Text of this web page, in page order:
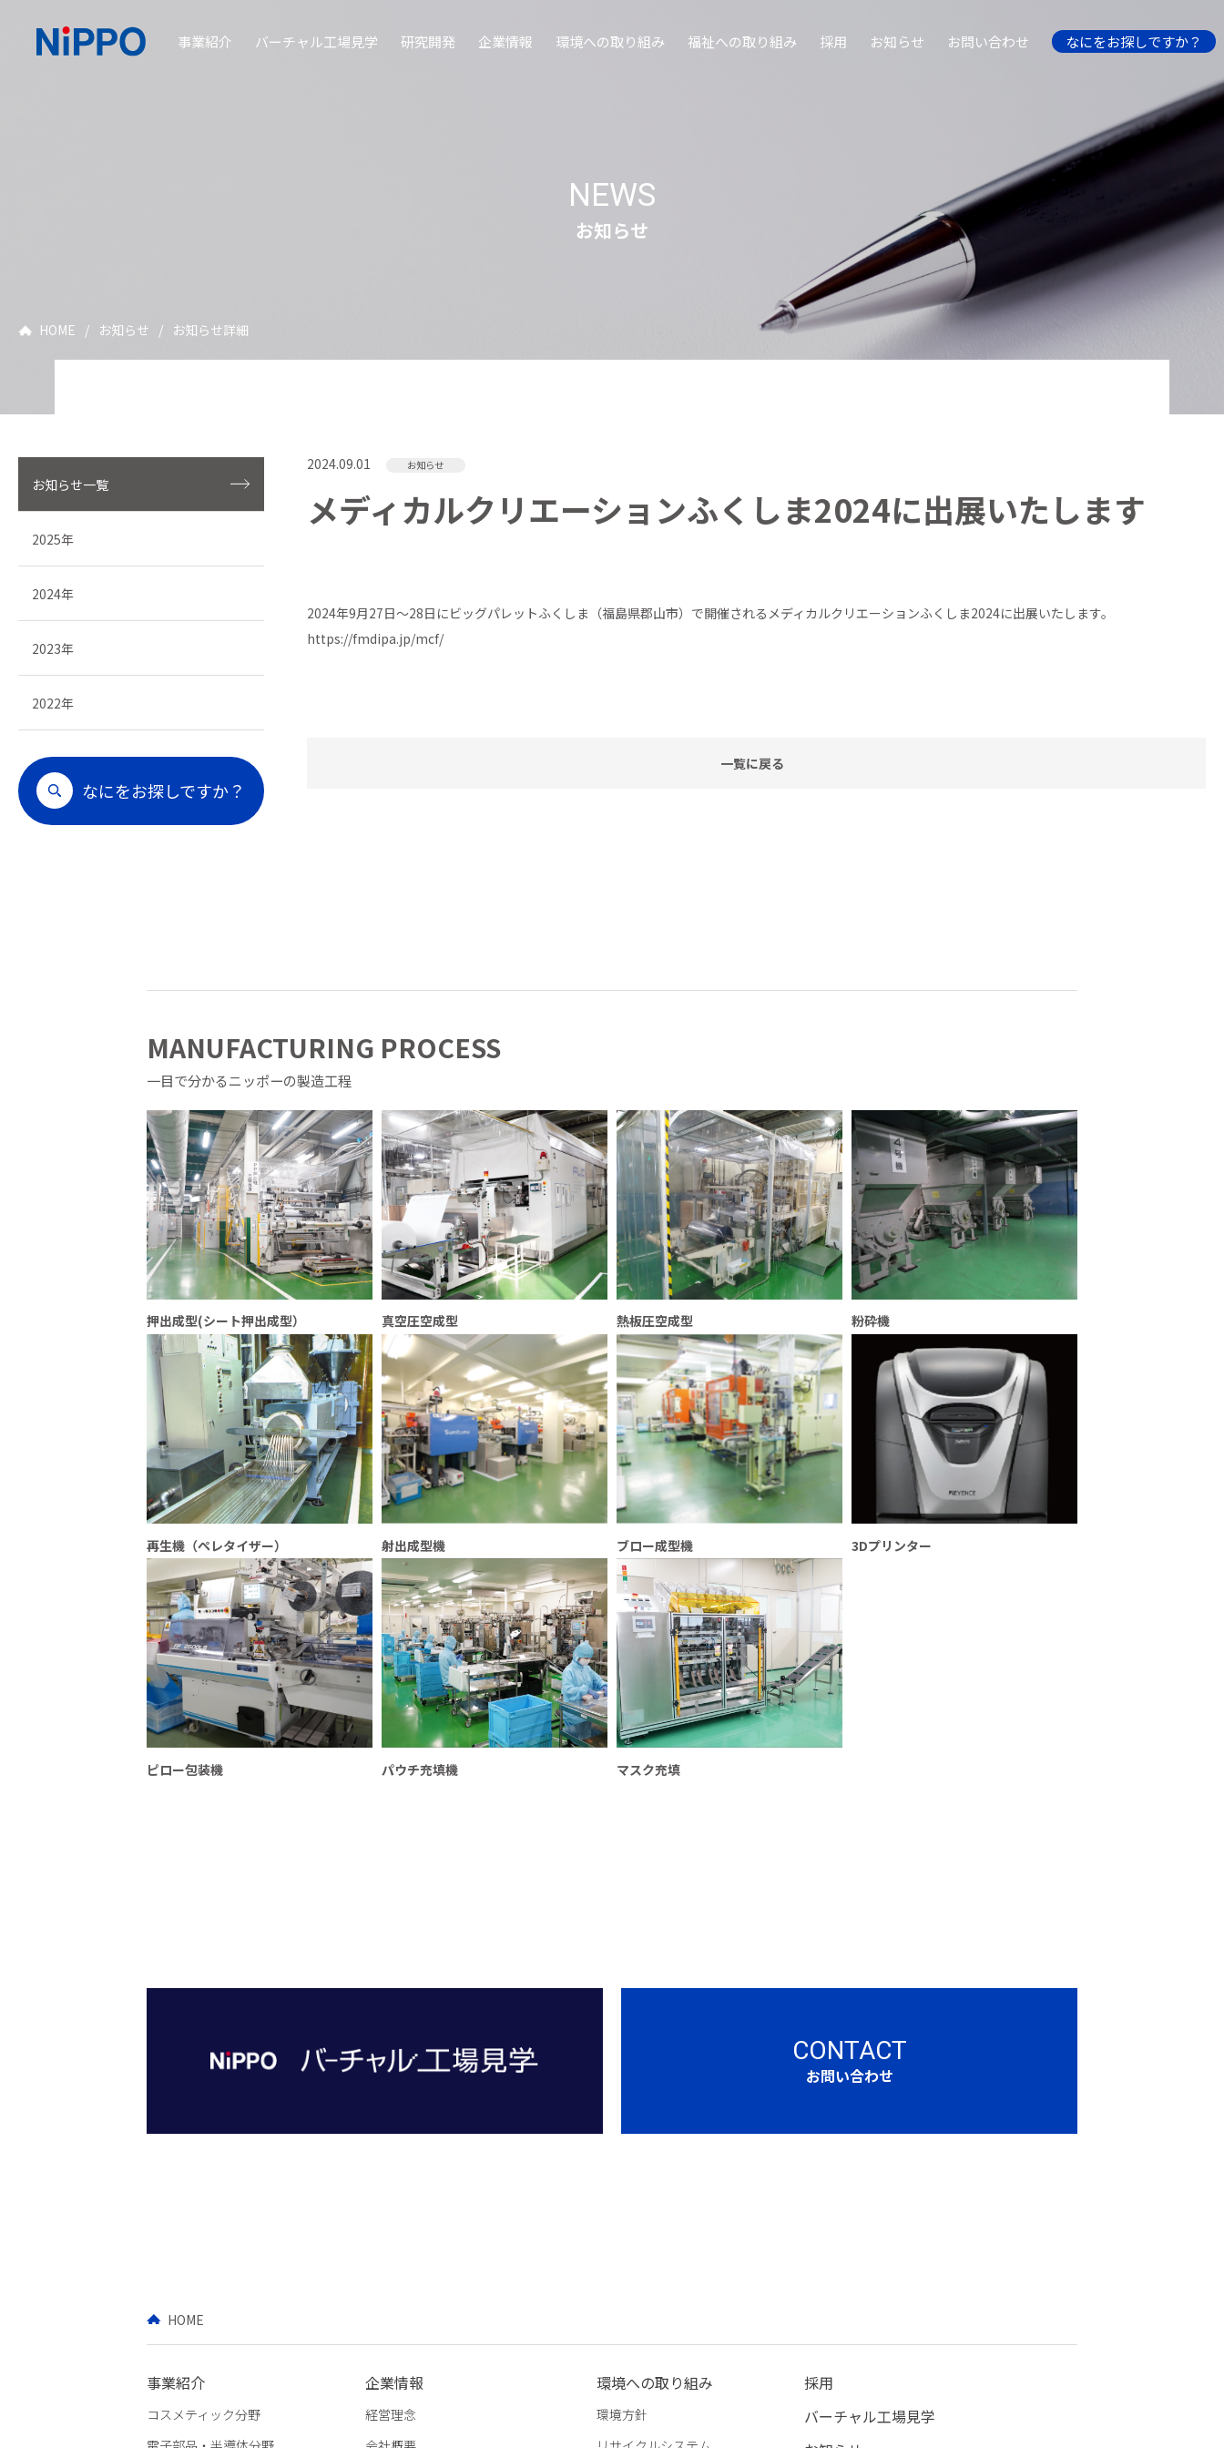
事業紹介 バーチャル工場見学 研究開発 企業情報 環境への取り組み 福祉への取り組み 採用 お知らせ お問い合わせ なにをお探しですか？
NEWS
お知らせ
HOME / お知らせ / お知らせ詳細
お知らせ一覧
2025年
2024年
2023年
2022年
なにをお探しですか？
2024.09.01 お知らせ
メディカルクリエーションふくしま2024に出展いたします
2024年9月27日～28日にビッグパレットふくしま（福島県郡山市）で開催されるメディカルクリエーションふくしま2024に出展いたします。
https://fmdipa.jp/mcf/
一覧に戻る
MANUFACTURING PROCESS
一目で分かるニッポーの製造工程
押出成型(シート押出成型） 真空圧空成型 熱板圧空成型 粉砕機
再生機（ペレタイザー） 射出成型機 ブロー成型機 3Dプリンター
ピロー包装機 パウチ充填機 マスク充填
CONTACT
お問い合わせ
HOME
事業紹介
コスメティック分野
企業情報
経営理念
環境への取り組み
環境方針
採用
バーチャル工場見学